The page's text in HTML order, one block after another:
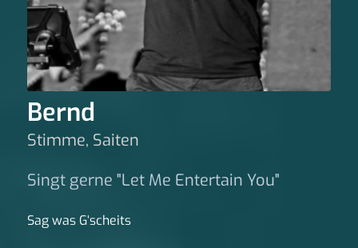
Bernd
Stimme, Saiten
Singt gerne "Let Me Entertain You"
Sag was G‘scheits